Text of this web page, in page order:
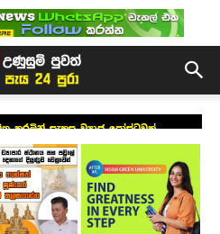
කරමින් සැකසූ ව්‍යාජ පෝස්ටුවක්